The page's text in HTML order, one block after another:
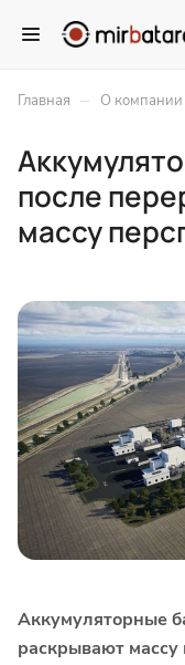
Главная – О компании
после
массу
Аккумуляторные
раскрывают массу